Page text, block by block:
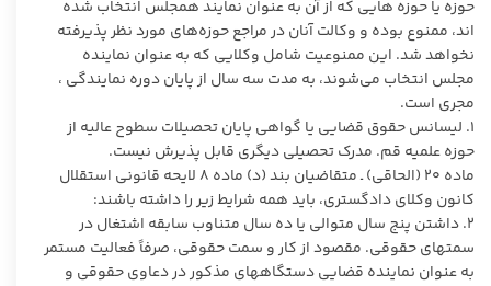
حوزه یا حوزه هایی که از آن به عنوان نمایند همجلس انتخاب شده
اند، ممنوع بوده و وکالت آنان در مراجع حوزه‌های مورد نظر پذیرفته
نخواهد شد. این ممنوعیت شامل وکلایی که به عنوان نماینده
مجلس انتخاب می‌شوند، به مدت سه سال از پایان دوره نمایندگی ،
مجری است.
۱. لیسانس حقوق قضایی یا گواهی پایان تحصیلات سطوح عالیه از
حوزه علمیه قم. مدرک تحصیلی دیگری قابل پذیرش نیست.
ماده ۲۰ (الحاقی) ـ متقاضیان بند (د) ماده ۸ لایحه قانونی استقلال
کانون وکلای دادگستری، باید همه شرایط زیر را داشته باشند:
۲. داشتن پنج سال متوالی یا ده سال متناوب سابقه اشتغال در
سمتهای حقوقی. مقصود از کار و سمت حقوقی، صرفاً فعالیت مستمر
به عنوان نماینده قضایی دستگاههای مذکور در دعاوی حقوقی و